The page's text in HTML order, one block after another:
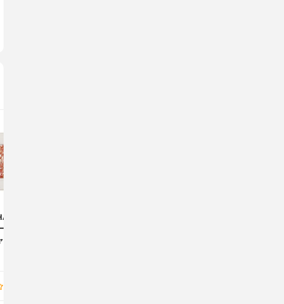
ミシャ)
プリズム シ
ドウ